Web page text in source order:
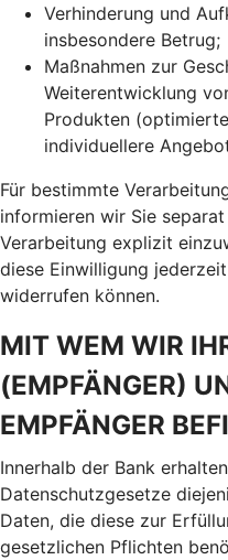
Verhinderung und
insbesondere Betrug;
Maßnahmen zur
Weiterentwicklung
Produkten
individuellere
Für bestimmte
informieren wir Sie
Verarbeitung explizit
diese Einwilligung
widerrufen können.
MIT WEM WIR
(EMPFÄNGER)
EMPFÄNGER
Innerhalb der Bank
Datenschutzgesetze
Daten, die diese zur
gesetzlichen Pflichten